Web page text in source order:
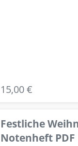
15,00 €
Festliche
Notenheft